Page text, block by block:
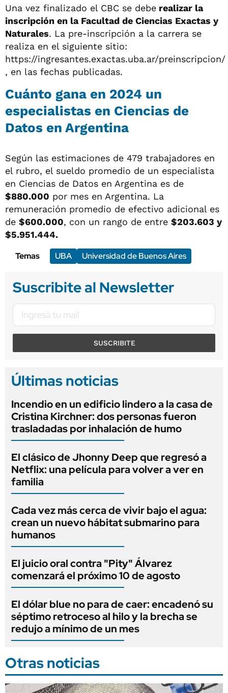
Una vez finalizado el CBC se debe realizar la
inscripción en la Facultad de Ciencias Exactas y
Naturales. La pre-inscripción a la carrera se
realiza en el siguiente sitio:
https://ingresantes.exactas.uba.ar/preinscripcion/
, en las fechas publicadas.
Cuánto gana en 2024 un
especialistas en Ciencias de
Datos en Argentina
Según las estimaciones de 479 trabajadores en
el rubro, el sueldo promedio de un especialista
en Ciencias de Datos en Argentina es de
$880.000 por mes en Argentina. La
remuneración promedio de efectivo adicional es
de $600.000, con un rango de entre $203.603 y
$5.951.444.
Temas
UBA Universidad de Buenos Aires
Suscribite al Newsletter
SUSCRIBITE
Últimas noticias
Incendio en un edificio lindero a la casa de
Cristina Kirchner: dos personas fueron
trasladadas por inhalación de humo
El clásico de Jhonny Deep que regresó a
Netflix: una película para volver a ver en
familia
Cada vez más cerca de vivir bajo el agua:
crean un nuevo hábitat submarino para
humanos
El juicio oral contra "Pity" Álvarez
comenzará el próximo 10 de agosto
El dólar blue no para de caer: encadenó su
séptimo retroceso al hilo y la brecha se
redujo a mínimo de un mes
Otras noticias